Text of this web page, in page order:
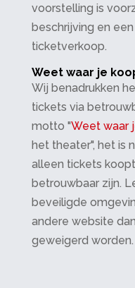
voorstelling is
beschrijving en
ticketverkoop.
Weet waar je
Wij benadrukken
tickets via
motto "Weet waar
het theater", het is
alleen tickets
betrouwbaar zijn.
beveiligde
andere website
geweigerd worden.